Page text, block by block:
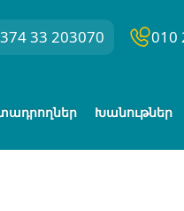
33 203070 010
Խանութներ